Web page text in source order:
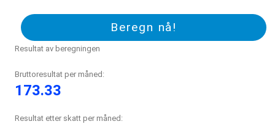
Beregn nå!
Resultat av beregningen
Bruttoresultat per måned:
173.33
Resultat etter skatt per måned: